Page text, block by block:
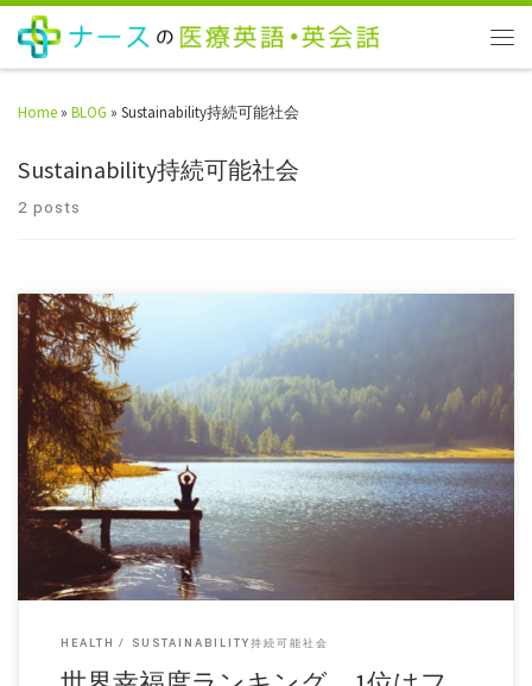
Home » BLOG » Sustainability持続可能社会
Sustainability持続可能社会
2 posts
統合的な身体と心の健康、そしてHappinessを目指す 最近では日本でも
英語のまま「ウェルネス＝Wellness」という言葉を聞くようになりまし
た。 そもそも […]
HEALTH SUSTAINABILITY持続可能社会